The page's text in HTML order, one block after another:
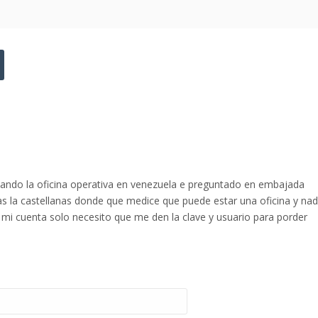
la oficina operativa en venezuela e preguntado en embajada
la castellanas donde que medice que puede estar una oficina y
cuenta solo necesito que me den la clave y usuario para porder